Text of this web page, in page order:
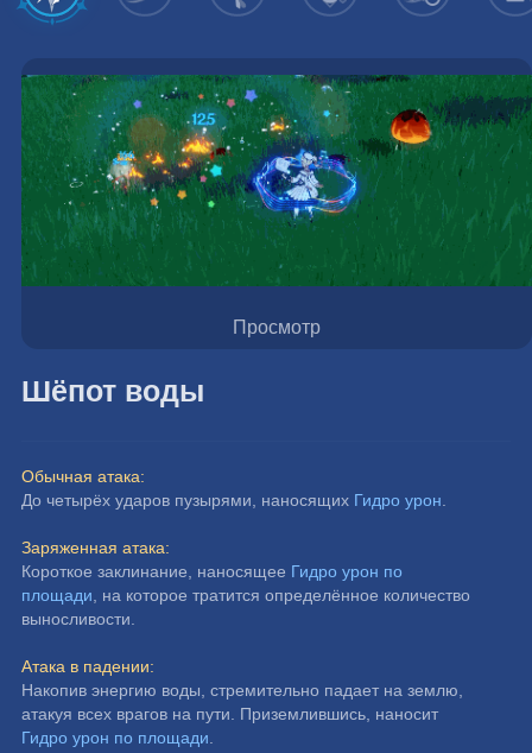
Просмотр
Шёпот воды
Обычная атака:
До четырёх ударов пузырями, наносящих Гидро урон
Заряженная атака:
Короткое заклинание, наносящее Гидро урон по
площади , на которое тратится определённое количество
выносливости.
Атака в падении:
Накопив энергию воды, стремительно падает на землю,
Гидро урон по площади